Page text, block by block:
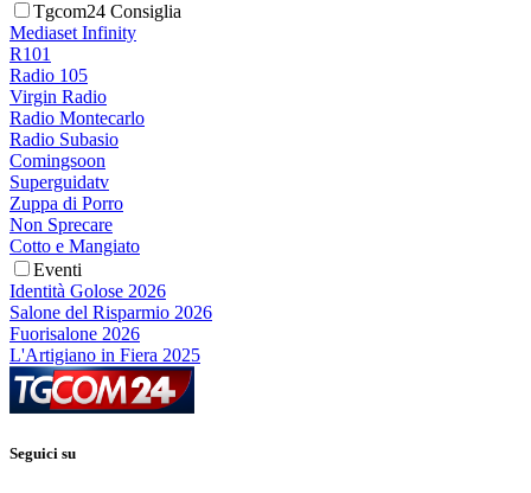
Tgcom24 Consiglia
Mediaset Infinity
R101
Radio 105
Virgin Radio
Radio Montecarlo
Radio Subasio
Comingsoon
Superguidatv
Zuppa di Porro
Non Sprecare
Cotto e Mangiato
Eventi
Identità Golose 2026
Salone del Risparmio 2026
Fuorisalone 2026
L'Artigiano in Fiera 2025
Seguici su